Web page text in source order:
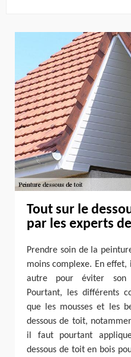
Tout sur le
par les experts
Prendre soin de la
moins complexe. En
autre pour éviter son
Pourtant, les différents
que les mousses et les
dessous de toit,
il faut pourtant
dessous de toit en bois